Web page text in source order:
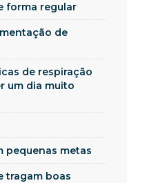
forma regular
de
de respiração
um dia muito
pequenas metas
tragam boas